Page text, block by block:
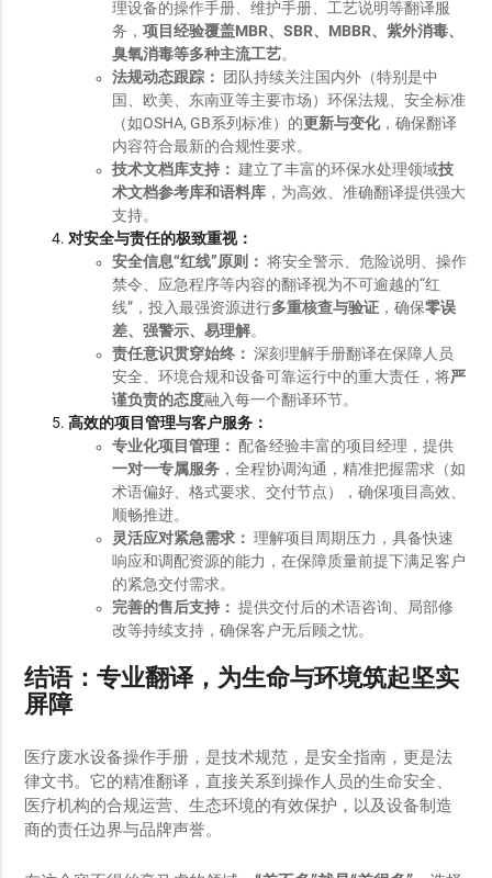
理设备的操作手册、维护手册、工艺说明等翻译服
务，项目经验覆盖MBR、SBR、MBBR、紫外消毒、
臭氧消毒等多种主流工艺。
法规动态跟踪：
团队持续关注国内外（特别是中
国、欧美、东南亚等主要市场）环保法规、安全标准
（如OSHA, GB系列标准）的更新与变化，确保翻译
内容符合最新的合规性要求。
技术文档库支持： 建立了丰富的环保水处理领域技
术文档参考库和语料库 ，为高效、准确翻译提供强大
支持。
对安全与责任的极致重视：
安全信息“红线”原则： 将安全警示、危险说明、操作
禁令、应急程序等内容的翻译视为不可逾越的“红
线”，投入最强资源进行多重核查与验证 ，确保零误
差、强警示、易理解。
责任意识贯穿始终： 深刻理解手册翻译在保障人员
安全、环境合规和设备可靠运行中的重大责任，将严
谨负责的态度融入每一个翻译环节。
高效的项目管理与客户服务：
专业化项目管理： 配备经验丰富的项目经理，提供
一对一专属服务 ，全程协调沟通，精准把握需求（如
术语偏好、格式要求、交付节点），确保项目高效、
顺畅推进。
灵活应对紧急需求： 理解项目周期压力，具备快速
响应和调配资源的能力，在保障质量前提下满足客户
的紧急交付需求。
完善的售后支持： 提供交付后的术语咨询、局部修
改等持续支持，确保客户无后顾之忧。
结语：专业翻译，为生命与环境筑起坚实
屏障
医疗废水设备操作手册，是技术规范，是安全指南，更是法
律文书。它的精准翻译，直接关系到操作人员的生命安全、
医疗机构的合规运营、生态环境的有效保护，以及设备制造
商的责任边界与品牌声誉。